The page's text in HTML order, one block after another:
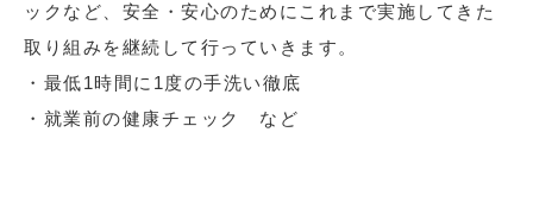
ックなど、安全・安心のためにこれまで実施してきた
取り組みを継続して行っていきます。
・最低1時間に1度の手洗い徹底
・就業前の健康チェック など